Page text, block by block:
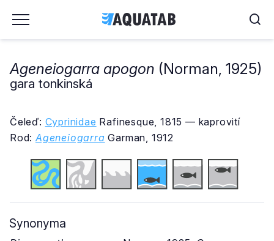
Ageneiogarra apogon (Norman, 1925)
gara tonkinská
Čeleď: Cyprinidae Rafinesque, 1815 — kaprovití
Rod: Ageneiogarra Garman, 1912
Synonyma